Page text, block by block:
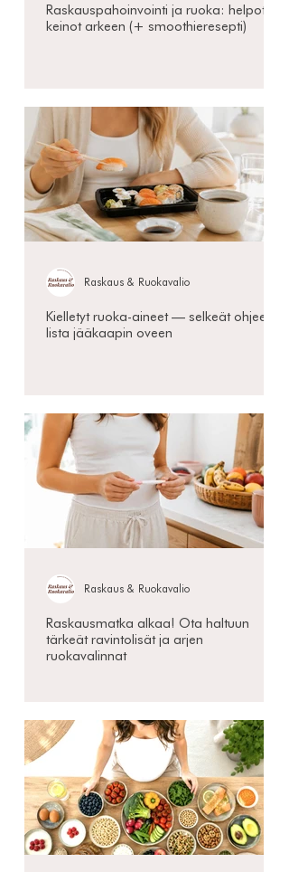
Raskauspahoinvointi ja ruoka: helpot
keinot arkeen (+ smoothieresepti)
Kielletyt ruoka-aineet — selkeät ohjeet ja
lista jääkaapin oveen
Raskaus & Ruokavalio
Raskausmatka alkaa! Ota haltuun
tärkeät ravintolisät ja arjen
ruokavalinnat
Raskaus & Ruokavalio